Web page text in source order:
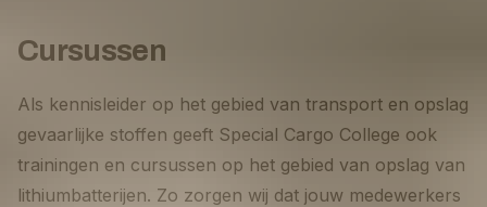
Cursussen
Als kennisleider op het gebied van transport en opslag
gevaarlijke stoffen geeft Special Cargo College ook
trainingen en cursussen op het gebied van opslag van
lithiumbatterijen. Zo zorgen wij dat jouw medewerkers